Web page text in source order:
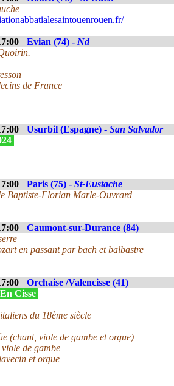
Evian (74) - Nd
de France
Usurbil (Espagne) - San Salvador
Paris (75) - St-Eustache
Baptiste-Florian Marle-Ouvrard
Caumont-sur-Durance (84)
en passant par bach et balbastre
Orchaise /Valencisse (41)
Cisse
du 18ème siècle
(chant, viole de gambe et orgue)
de gambe
et orgue